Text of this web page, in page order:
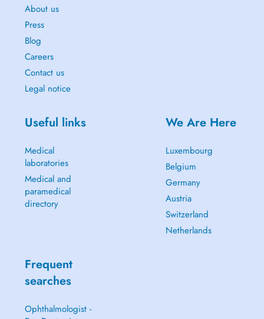
About us
Press
Blog
Careers
Contact us
Legal notice
Useful links
Medical
laboratories
Medical and
paramedical
directory
We Are Here
Luxembourg
Belgium
Germany
Austria
Switzerland
Netherlands
Frequent
searches
Ophthalmologist -